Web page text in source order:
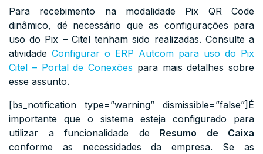
Para recebimento na modalidade Pix QR Code
dinâmico, dé necessário que as configurações para
uso do Pix – Citel tenham sido realizadas. Consulte a
atividade Configurar o ERP Autcom para uso do Pix
Citel – Portal de Conexões para mais detalhes sobre
esse assunto.
[bs_notification type=”warning” dismissible=”false”]É
importante que o sistema esteja configurado para
utilizar a funcionalidade de Resumo de Caixa
conforme as necessidades da empresa. Se as